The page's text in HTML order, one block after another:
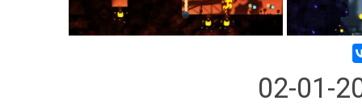
02-01-